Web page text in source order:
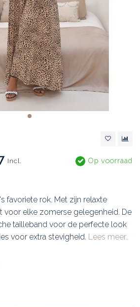
Incl.
Op voorraad
favoriete rok. Met zijn relaxte
voor elke zomerse gelegenheid. De
tailleband voor de perfecte look
voor extra stevigheid. Lees meer..